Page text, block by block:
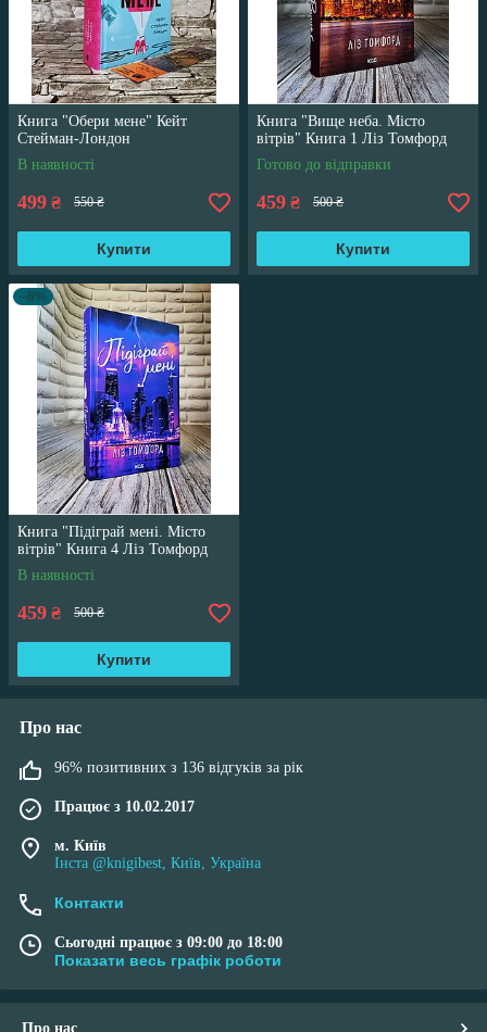
Книга "Обери мене" Кейт
Стейман-Лондон
В наявності
499 ₴ 550 ₴
Купити
Книга "Вище неба. Місто
вітрів" Книга 1 Ліз Томфорд
Готово до відправки
459 ₴ 500 ₴
Купити
–8%
Книга "Підіграй мені. Місто
вітрів" Книга 4 Ліз Томфорд
В наявності
459 ₴ 500 ₴
Купити
Про нас
96% позитивних з 136 відгуків за рік
Працює з 10.02.2017
м. Київ
Інста @knigibest, Київ, Україна
Контакти
Сьогодні працює з 09:00 до 18:00
Показати весь графік роботи
Про нас